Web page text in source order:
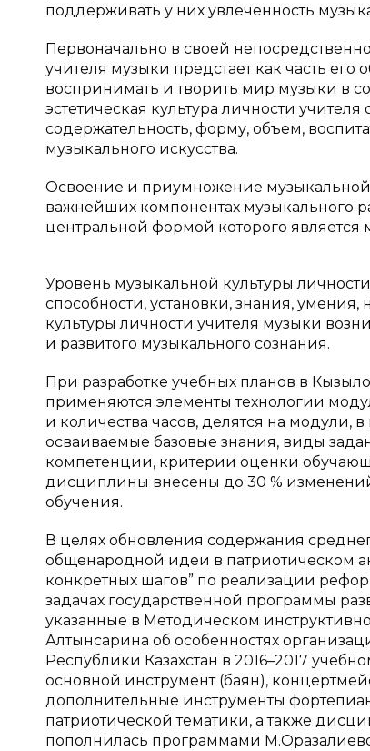
поддерживать у них увлеченность
Первоначально в своей
учителя музыки предстает как часть
воспринимать и творить мир музыки в
эстетическая культура личности
содержательность, форму, объем,
музыкального искусства.
Освоение и приумножение музыкальной
важнейших компонентах музыкального
центральной формой которого является
Уровень музыкальной культуры
способности, установки, знания,
культуры личности учителя музыки
и развитого музыкального сознания.
При разработке учебных планов в
применяются элементы технологии
и количества часов, делятся на
осваиваемые базовые знания, виды
компетенции, критерии оценки
дисциплины внесены до 30 %
обучения.
В целях обновления содержания
общенародной идеи в патриотическом
конкретных шагов” по реализации
задачах государственной программы
указанные в Методическом
Алтынсарина об особенностях
Республики Казахстан в 2016–2017
основной инструмент (баян),
дополнительные инструменты
патриотической тематики, а также
пополнилась программами